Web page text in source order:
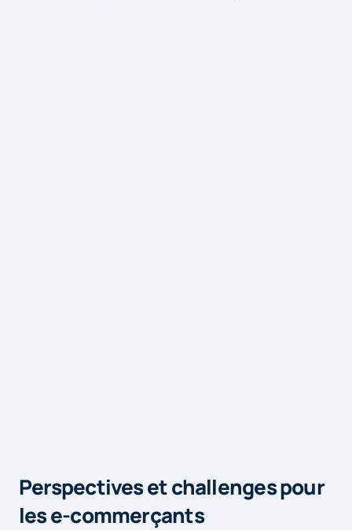
Perspectives et challenges pour
les e-commerçants